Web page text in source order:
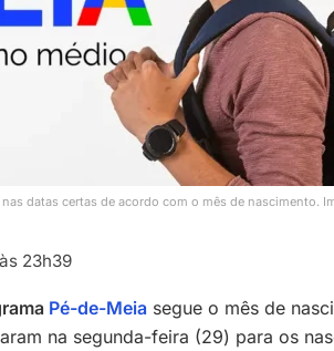
datas certas de acordo com o mês de nascimento.
23h39
Pé-de-Meia segue o mês de
na segunda-feira (29) para os